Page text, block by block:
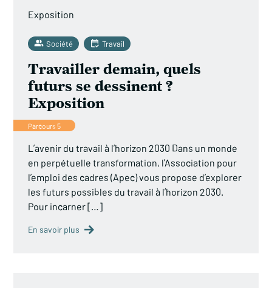
Exposition
Société Travail
Travailler demain, quels
futurs se dessinent ?
Exposition
Parcours 5
L’avenir du travail à l’horizon 2030 Dans un monde
en perpétuelle transformation, l’Association pour
l’emploi des cadres (Apec) vous propose d’explorer
les futurs possibles du travail à l’horizon 2030.
Pour incarner […]
En savoir plus